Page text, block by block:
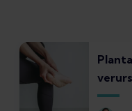
fühlt